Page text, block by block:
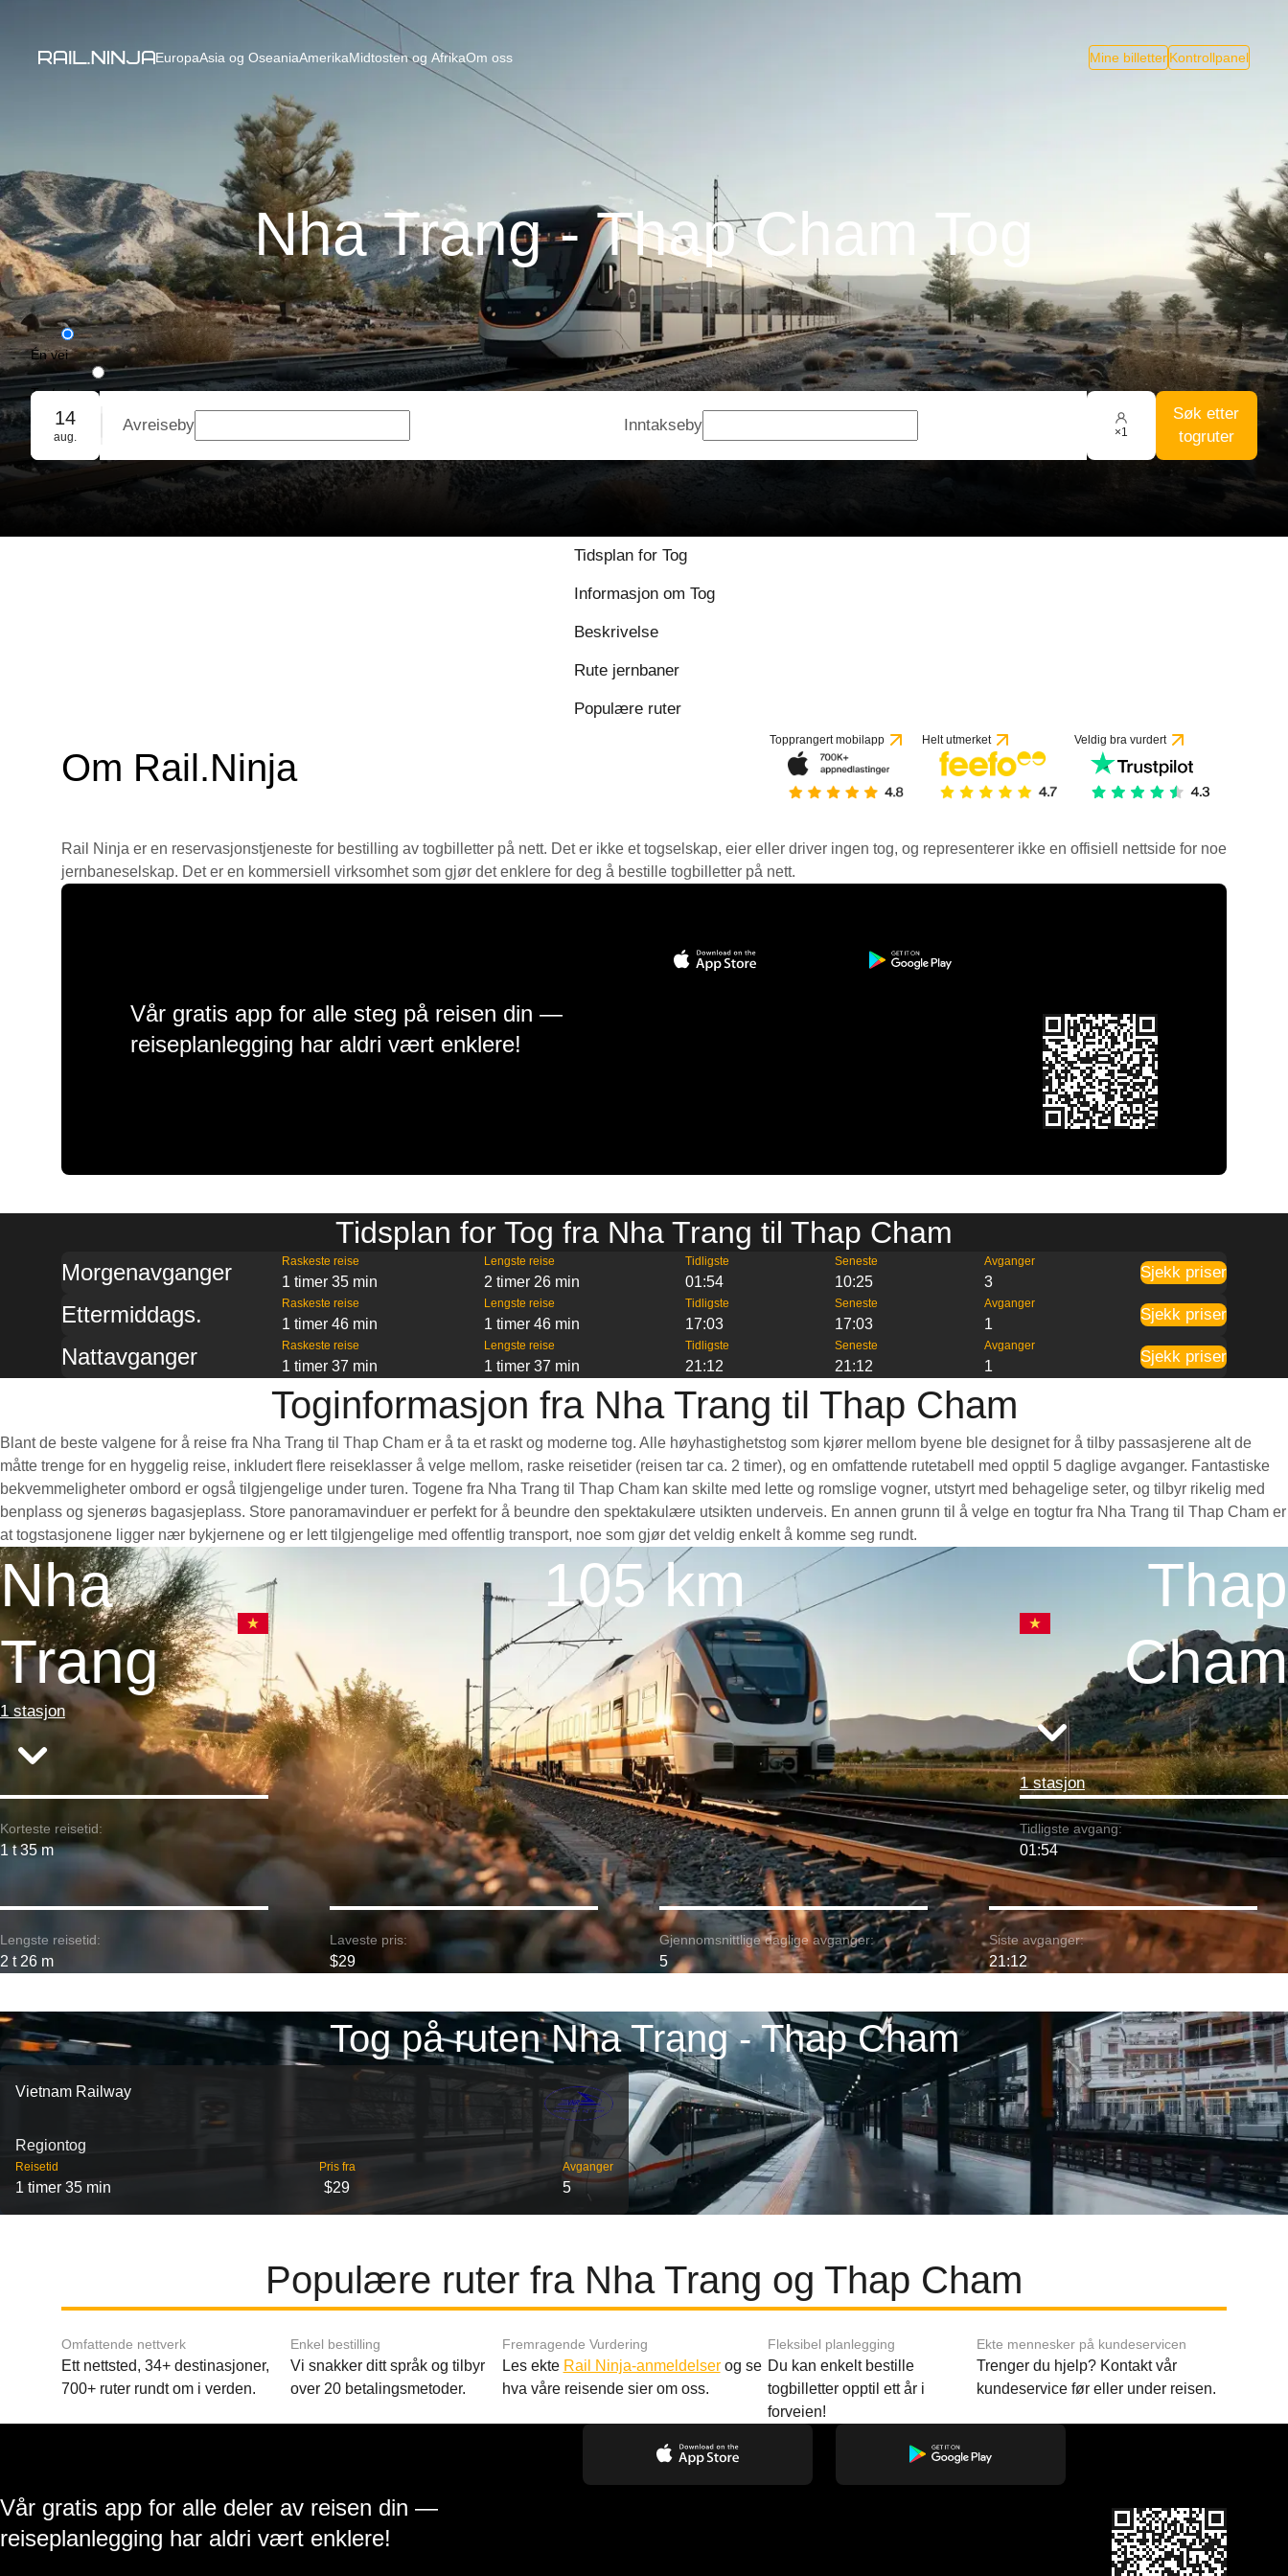
EuropaAsia og OseaniaAmerikaMidtosten og AfrikaOm oss Mine billetterKontrollpanel
Nha Trang - Thap Cham Tog
Én vei
Tur/retur
Gruppebooking
14
aug.
Avreiseby Inntakseby ×1
Søk etter
togruter
Tidsplan for Tog
Informasjon om Tog
Beskrivelse
Rute jernbaner
Populære ruter
Om Rail.Ninja
Topprangert mobilapp Helt utmerket Veldig bra vurdert
Rail Ninja er en reservasjons­tjeneste for bestilling av togbilletter på nett. Det er ikke et togselskap, eier eller driver ingen tog, og representerer ikke en offisiell nettside for noe
jernbaneselskap. Det er en kommersiell virksomhet som gjør det enklere for deg å bestille togbilletter på nett.
Vår gratis app for alle steg på reisen din —
reiseplanlegging har aldri vært enklere!
Tidsplan for Tog fra Nha Trang til Thap Cham
Morgenavganger Raskeste reise
1 timer 35 min
Lengste reise
2 timer 26 min
Tidligste
01:54
Seneste
10:25
Avganger
3
Sjekk priser
Ettermiddags. Raskeste reise
1 timer 46 min
Lengste reise
1 timer 46 min
Tidligste
17:03
Seneste
17:03
Avganger
1
Sjekk priser
Nattavganger Raskeste reise
1 timer 37 min
Lengste reise
1 timer 37 min
Tidligste
21:12
Seneste
21:12
Avganger
1
Sjekk priser
Toginformasjon fra Nha Trang til Thap Cham
Blant de beste valgene for å reise fra Nha Trang til Thap Cham er å ta et raskt og moderne tog. Alle høyhastighetstog som kjører mellom byene ble designet for å tilby passasjerene alt de
måtte trenge for en hyggelig reise, inkludert flere reiseklasser å velge mellom, raske reisetider (reisen tar ca. 2 timer), og en omfattende rutetabell med opptil 5 daglige avganger. Fantastiske
bekvemmeligheter ombord er også tilgjengelige under turen. Togene fra Nha Trang til Thap Cham kan skilte med lette og romslige vogner, utstyrt med behagelige seter, og tilbyr rikelig med
benplass og sjenerøs bagasjeplass. Store panoramavinduer er perfekt for å beundre den spektakulære utsikten underveis. En annen grunn til å velge en togtur fra Nha Trang til Thap Cham er
at togstasjonene ligger nær bykjernene og er lett tilgjengelige med offentlig transport, noe som gjør det veldig enkelt å komme seg rundt.
Nha
Trang
1 stasjon
105 km
Thap
Cham
1 stasjon
Korteste reisetid:
1 t 35 m
Tidligste avgang:
01:54
Lengste reisetid:
2 t 26 m
Laveste pris:
$29
Gjennomsnittlige daglige avganger:
5
Siste avganger:
21:12
Tog på ruten Nha Trang - Thap Cham
Vietnam Railway
Regiontog
Reisetid
1 timer 35 min
Pris fra
$29
Avganger
5
Populære ruter fra Nha Trang og Thap Cham
Omfattende nettverk
Ett nettsted, 34+ destinasjoner,
700+ ruter rundt om i verden.
Enkel bestilling
Vi snakker ditt språk og tilbyr
over 20 betalingsmetoder.
Fremragende Vurdering
Les ekte Rail Ninja-anmeldelserog se
hva våre reisende sier om oss.
Fleksibel planlegging
Du kan enkelt bestille
togbilletter opptil ett år i
forveien!
Ekte mennesker på kundeservicen
Trenger du hjelp? Kontakt vår
kundeservice før eller under reisen.
Vår gratis app for alle deler av reisen din —
reiseplanlegging har aldri vært enklere!